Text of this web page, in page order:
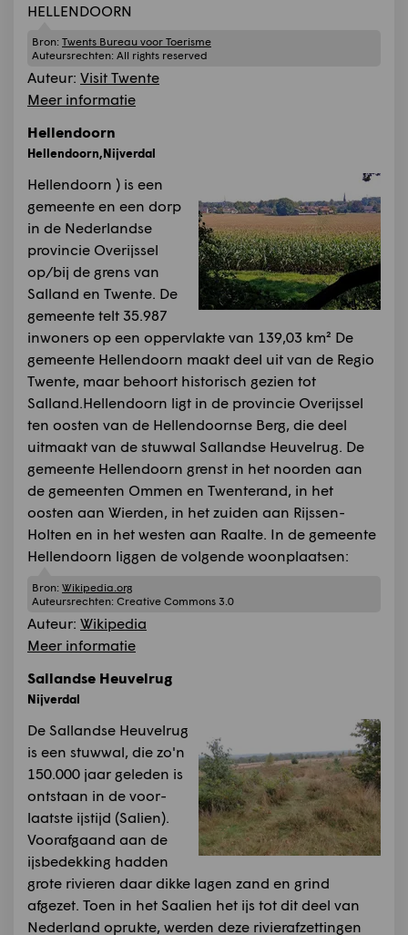
HELLENDOORN
Bron: Twents Bureau voor Toerisme
Auteursrechten: All rights reserved
Auteur: Visit Twente
Meer informatie
Hellendoorn
Hellendoorn,Nijverdal
Hellendoorn ) is een
gemeente en een dorp
in de Nederlandse
provincie Overijssel
op/bij de grens van
Salland en Twente. De
gemeente telt 35.987
inwoners op een oppervlakte van 139,03 km² De
gemeente Hellendoorn maakt deel uit van de Regio
Twente, maar behoort historisch gezien tot
Salland.Hellendoorn ligt in de provincie Overijssel
ten oosten van de Hellendoornse Berg, die deel
uitmaakt van de stuwwal Sallandse Heuvelrug. De
gemeente Hellendoorn grenst in het noorden aan
de gemeenten Ommen en Twenterand, in het
oosten aan Wierden, in het zuiden aan Rijssen-
Holten en in het westen aan Raalte. In de gemeente
Hellendoorn liggen de volgende woonplaatsen:
Bron: Wikipedia.org
Auteursrechten: Creative Commons 3.0
Auteur: Wikipedia
Meer informatie
Sallandse Heuvelrug
Nijverdal
De Sallandse Heuvelrug
is een stuwwal, die zo'n
150.000 jaar geleden is
ontstaan in de voor­
laatste ijstijd (Salien).
Voorafgaand aan de
ijsbedekking hadden
grote rivieren daar dikke lagen zand en grind
afgezet. Toen in het Saalien het ijs tot dit deel van
Nederland oprukte, werden deze rivier­afzettingen